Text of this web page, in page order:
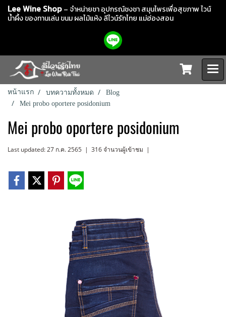
Lee Wine Shop– จำหน่ายชา อุปกรณ์ชงชา สมุนไพรเพื่อสุขภาพ ไวน์
น้ำผึ้ง ของทานเล่น ขนม ผลไม้แห้งลีไวน์รักไทย แม่ฮ่องสอน
หน้าแรก บทความทั้งหมด
Blog
Mei probo oportere posidonium
Mei probo oportere posidonium
Last updated: 27 ก.ค. 2565 | 316 จำนวนผู้เข้าชม |